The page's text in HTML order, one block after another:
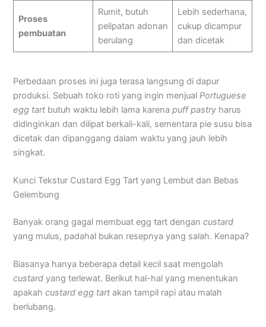
Proses
pembuatan
Rumit, butuh
pelipatan adonan
berulang
Lebih sederhana,
cukup dicampur
dan dicetak
Perbedaan proses ini juga terasa langsung di dapur
produksi. Sebuah toko roti yang ingin menjualPortuguese
egg tart butuh waktu lebih lama karenapuff pastry harus
didinginkan dan dilipat berkali-kali, sementara pie susu bisa
dicetak dan dipanggang dalam waktu yang jauh lebih
singkat.
Kunci Tekstur Custard Egg Tart yang Lembut dan Bebas
Gelembung
Banyak orang gagal membuat egg tart dengancustard
yang mulus, padahal bukan resepnya yang salah. Kenapa?
Biasanya hanya beberapa detail kecil saat mengolah
custard yang terlewat. Berikut hal-hal yang menentukan
apakahcustard egg tart akan tampil rapi atau malah
berlubang.